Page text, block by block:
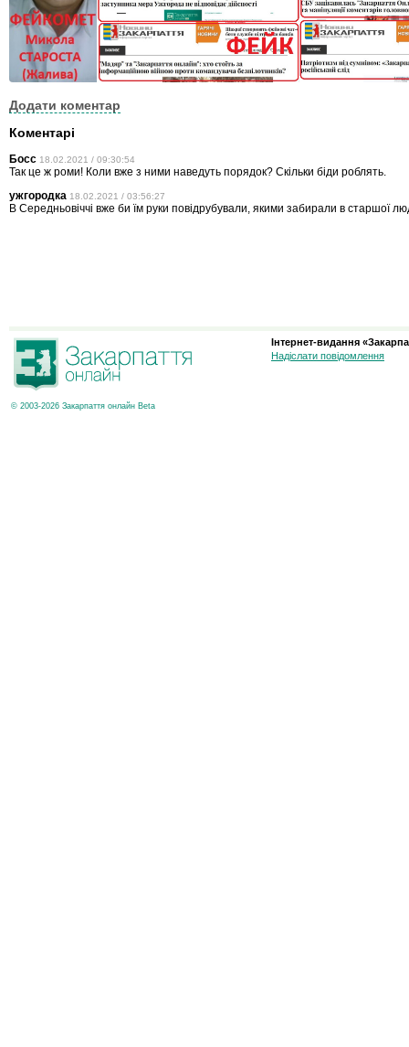
Додати коментар
Коментарі
Босс 18.02.2021 / 09:30:54
Так це ж роми! Коли вже з ними наведуть порядок? Скільки біди роблять.
ужгородка 18.02.2021 / 03:56:27
В Середньовіччі вже би їм руки повідрубували, якими забирали в старшої
© 2003-2026 Закарпаття онлайн Beta
Інтернет-видання
Надіслати повідомлення